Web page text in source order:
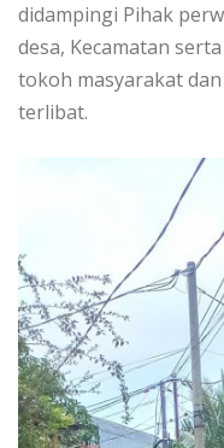
didampingi Pihak
desa, Kecamatan
tokoh masyarakat
terlibat.